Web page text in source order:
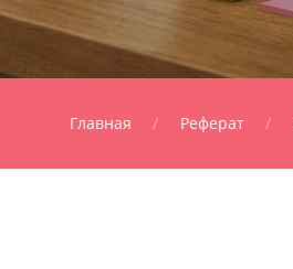
Главная Реферат